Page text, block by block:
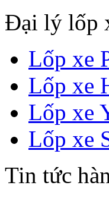
Đại lý lốp
Lốp xe
Lốp xe
Lốp xe
Lốp xe
Tin tức